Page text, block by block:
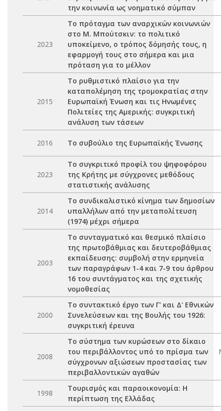
την κοινωνία ως νοηματικό σύμπαν
2023
Το πρόταγμα των αναρχικών κοινωνιών
στο Μ. Μπούτσκιν: το πολιτικό
υποκείμενο, ο τρόπος δόμησής τους, η
εφαρμογή τους στο σήμερα και μια
πρόταση για το μέλλον
2015
Το ρυθμιστικό πλαίσιο για την
καταπολέμηση της τρομοκρατίας στην
Ευρωπαϊκή Ένωση και τις Ηνωμένες
Πολιτείες της Αμερικής: συγκριτική
ανάλυση των τάσεων
2016 Το συβούλιο της Ευρωπαϊκής Ένωσης
2023
Το συγκριτικό προφίλ του ψηφοφόρου
της Κρήτης με σύγχρονες μεθόδους
στατιστικής ανάλυσης
2014
Το συνδικαλιστικό κίνημα των δημοσίων
υπαλλήλων από την μεταπολίτευση
(1974) μέχρι σήμερα
2003
Το συνταγματικό και θεσμικό πλαίσιο
της πρωτοβάθμιας και δευτεροβάθμιας
εκπαίδευσης: συμβολή στην ερμηνεία
των παραγράφων 1-4 και 7-9 του άρθρου
16 του συντάγματος και της σχετικής
νομοθεσίας
2000
Το συντακτικό έργο των Γ' και Δ' Εθνικών
Συνελεύσεων και της Βουλής του 1926:
συγκριτική έρευνα
2008
Το σύστημα των κυρώσεων στο δίκαιο
του περιβάλλοντος υπό το πρίσμα των
σύγχρονων αξιώσεων προστασίας των
περιβαλλοντικών αγαθών
1998
Τουρισμός και παραοικονομία: Η
περίπτωση της Ελλάδας